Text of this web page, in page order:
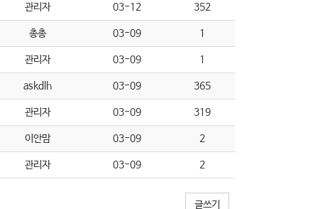
관리자 03-12 352
총총 03-09 1
관리자 03-09 1
askdlh 03-09 365
관리자 03-09 319
이안맘 03-09 2
관리자 03-09 2
글쓰기